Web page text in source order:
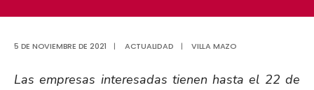
5 DE NOVIEMBRE DE 2021 | ACTUALIDAD | VILLA MAZO
Las empresas interesadas tienen hasta el 22 de